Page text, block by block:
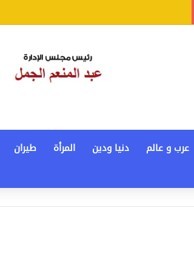
عرب و عالم دنيا ودين المرأة طيران